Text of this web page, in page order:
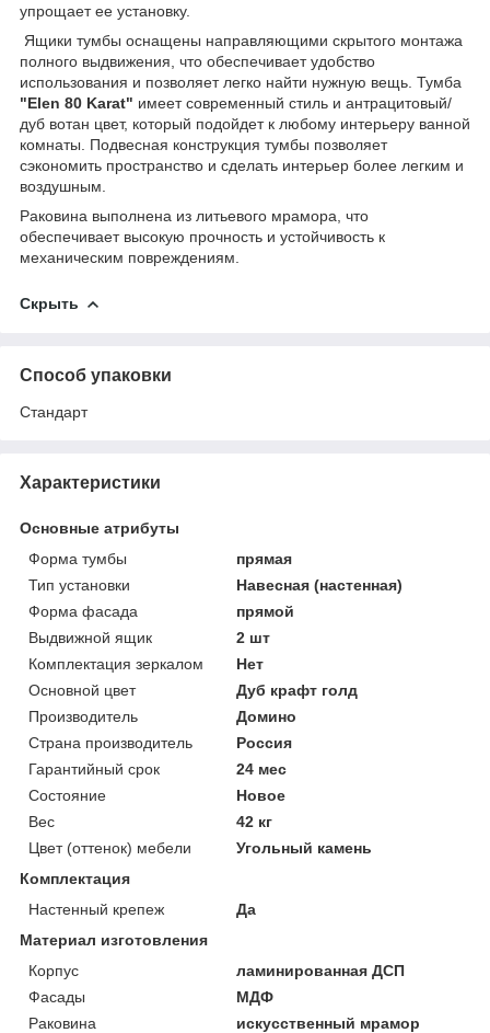
упрощает ее установку.
Ящики тумбы оснащены направляющими скрытого монтажа
полного выдвижения, что обеспечивает удобство
использования и позволяет легко найти нужную вещь. Тумба
"Elen 80 Karat" имеет современный стиль и антрацитовый/
дуб вотан цвет, который подойдет к любому интерьеру ванной
комнаты. Подвесная конструкция тумбы позволяет
сэкономить пространство и сделать интерьер более легким и
воздушным.
Раковина выполнена из литьевого мрамора, что
обеспечивает высокую прочность и устойчивость к
механическим повреждениям.
Скрыть
Способ упаковки
Стандарт
Характеристики
Основные атрибуты
Форма тумбы
прямая
Тип установки
Навесная (настенная)
Форма фасада
прямой
Выдвижной ящик
2 шт
Комплектация зеркалом
Нет
Основной цвет
Дуб крафт голд
Производитель
Домино
Страна производитель
Россия
Гарантийный срок
24 мес
Состояние
Новое
Вес
42 кг
Цвет (оттенок) мебели
Угольный камень
Комплектация
Настенный крепеж
Да
Материал изготовления
Корпус
ламинированная ДСП
Фасады
МДФ
Раковина
искусственный мрамор